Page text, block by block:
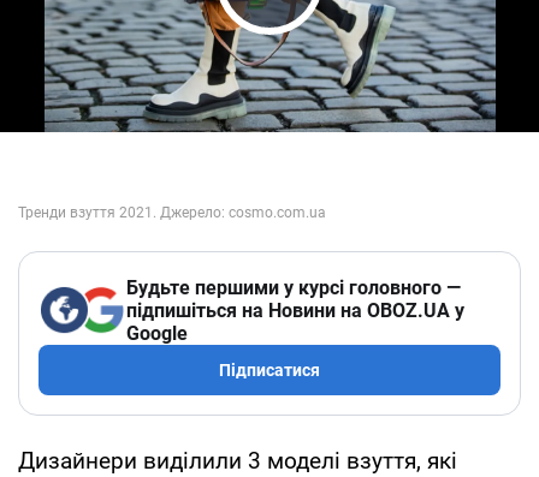
Play Video
Будьте першими у курсі головного —
підпишіться на Новини на OBOZ.UA у
Google
Підписатися
Дизайнери виділили 3 моделі взуття, які